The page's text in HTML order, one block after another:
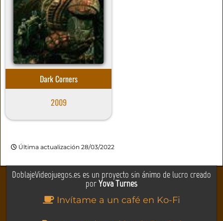
Dark Corners
2009
Última actualización 28/03/2022
DoblajeVideojuegos.es es un proyecto sin ánimo de lucro creado
porYova Turnes
Invítame a un café en Ko-Fi